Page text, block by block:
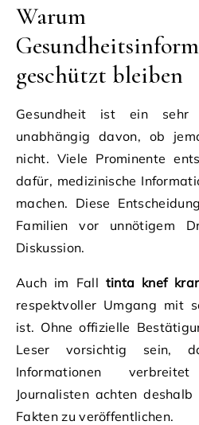
Warum
geschützt bleiben
Gesundheit ist ein sehr
unabhängig davon, ob
nicht. Viele Prominente
dafür, medizinische
machen. Diese
Familien vor unnötigem
Diskussion.
Auch im Fall tinta knef
respektvoller Umgang mit
ist. Ohne offizielle
Leser vorsichtig sein,
Informationen
Journalisten achten
Fakten zu veröffentlichen.